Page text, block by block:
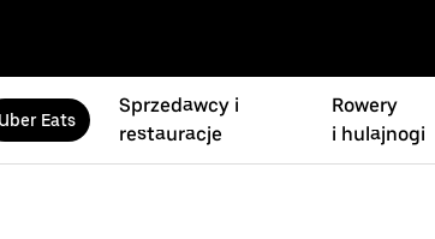
Uber Eats
Sprzedawcy i
restauracje
Rowery
i hulajnogi